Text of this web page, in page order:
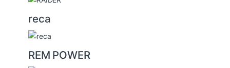
reca
REM POWER